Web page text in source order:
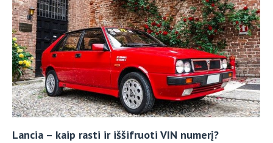
Lancia – kaip rasti ir iššifruoti VIN numerį?